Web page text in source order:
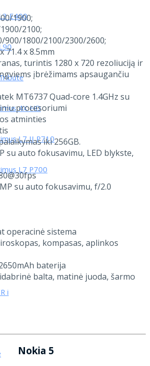
E400
4X HD
L7 II P710
L7 P700
i
1900;
2100;
900/1800/2100/2300/2600;
71.4 x 8.5mm
turintis 1280 x 720 rezoliuciją ir
įbrėžimams apsaugančiu
MT6737 Quad-core 1.4GHz su
procesoriumi
atminties
iki 256GB.
su auto fokusavimu, LED blykste,
su auto fokusavimu, f/2.0
operacinė sistema
kompasas, aplinkos
baterija
balta, matinė juoda, šarmo
Nokia 5